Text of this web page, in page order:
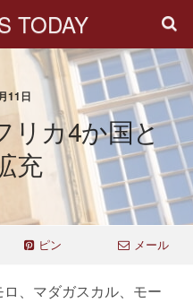
TODAY
11日
リカ4か国と
充
ピン メール
、マダガスカル、モー